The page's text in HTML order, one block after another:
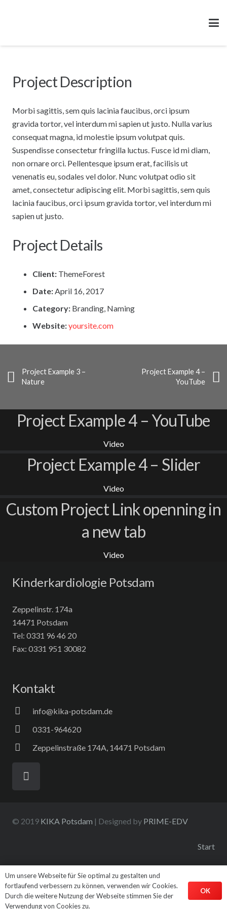
Project Description
Morbi sagittis, sem quis lacinia faucibus, orci ipsum
gravida tortor, vel interdum mi sapien ut justo. Nulla varius
consequat magna, id molestie ipsum volutpat quis.
Suspendisse consectetur fringilla luctus. Fusce id mi diam,
non ornare orci. Pellentesque ipsum erat, facilisis ut
venenatis eu, sodales vel dolor. Nunc volutpat odio sit
amet, consectetur adipiscing elit. Morbi sagittis, sem quis
lacinia faucibus, orci ipsum gravida tortor, vel interdum mi
sapien ut justo.
Project Details
Client: ThemeForest
Date:April 16, 2017
Category: Branding, Naming
Website:yoursite.com
Project Example 3 –
Nature
Project Example 4 –
YouTube
Project Example 4 – YouTube
Video
Project Example 4 – Slider
Video
Custom Project Link openning in
a new tab
Video
Kinderkardiologie Potsdam
Zeppelinstr. 174a
14471 Potsdam
Tel: 0331 96 46 20
Fax: 0331 951 30082
Kontakt
info@kika-potsdam.de
0331-964620
Zeppelinstraße 174A, 14471 Potsdam
© 2019 KIKA Potsdam | Designed by PRIME-EDV
Start
Datenschutzerklärung
Impressum
Um unsere Webseite für Sie optimal zu gestalten und
fortlaufend verbessern zu können, verwenden wir Cookies.
Durch die weitere Nutzung der Webseite stimmen Sie der
Verwendung von Cookies zu.
OK